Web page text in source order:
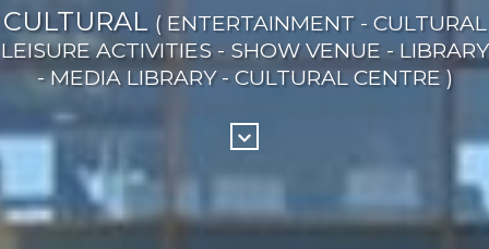
CULTURAL ( ENTERTAINMENT - CULTURAL
LEISURE ACTIVITIES - SHOW VENUE - LIBRARY
- MEDIA LIBRARY - CULTURAL CENTRE )